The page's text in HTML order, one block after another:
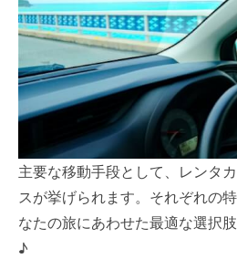
主要な移動手段として、レンタ
スが挙げられます。それぞれの
なたの旅にあわせた最適な選択
♪